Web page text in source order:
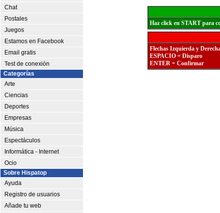
Chat
Postales
Juegos
Estamos en Facebook
Email gratis
Test de conexión
Categorías
Arte
Ciencias
Deportes
Empresas
Música
Espectáculos
Informática - Internet
Ocio
Sobre Hispatop
Ayuda
Registro de usuarios
Añade tu web
Haz click en START para
Flechas Izquierda y
ESPACIO = Disparo
ENTER = Confirmar